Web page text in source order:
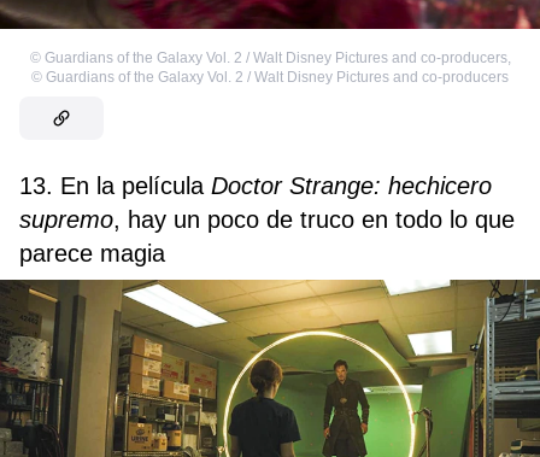
© Guardians of the Galaxy Vol. 2 / Walt Disney Pictures and co-producers,
© Guardians of the Galaxy Vol. 2 / Walt Disney Pictures and co-producers
13. En la película Doctor Strange: hechicero
supremo, hay un poco de truco en todo lo que
parece magia